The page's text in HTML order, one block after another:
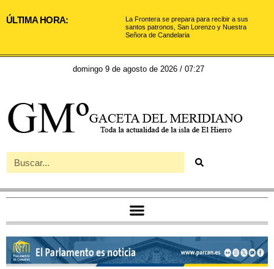
ÚLTIMA HORA:
La Frontera se prepara para recibir a sus
santos patronos, San Lorenzo y Nuestra
Señora de Candelaria
domingo 9 de agosto de 2026 / 07:27